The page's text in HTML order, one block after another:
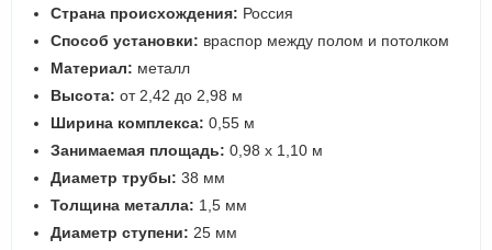
Страна происхождения: Россия
Способ установки: враспор между полом и потолком
Материал: металл
Высота: от 2,42 до 2,98 м
Ширина комплекса: 0,55 м
Занимаемая площадь: 0,98 х 1,10 м
Диаметр трубы: 38 мм
Толщина металла: 1,5 мм
Диаметр ступени: 25 мм